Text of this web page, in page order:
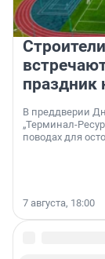
праздник
В преддверии
„Терминал-
поводах для
7 августа, 18:00